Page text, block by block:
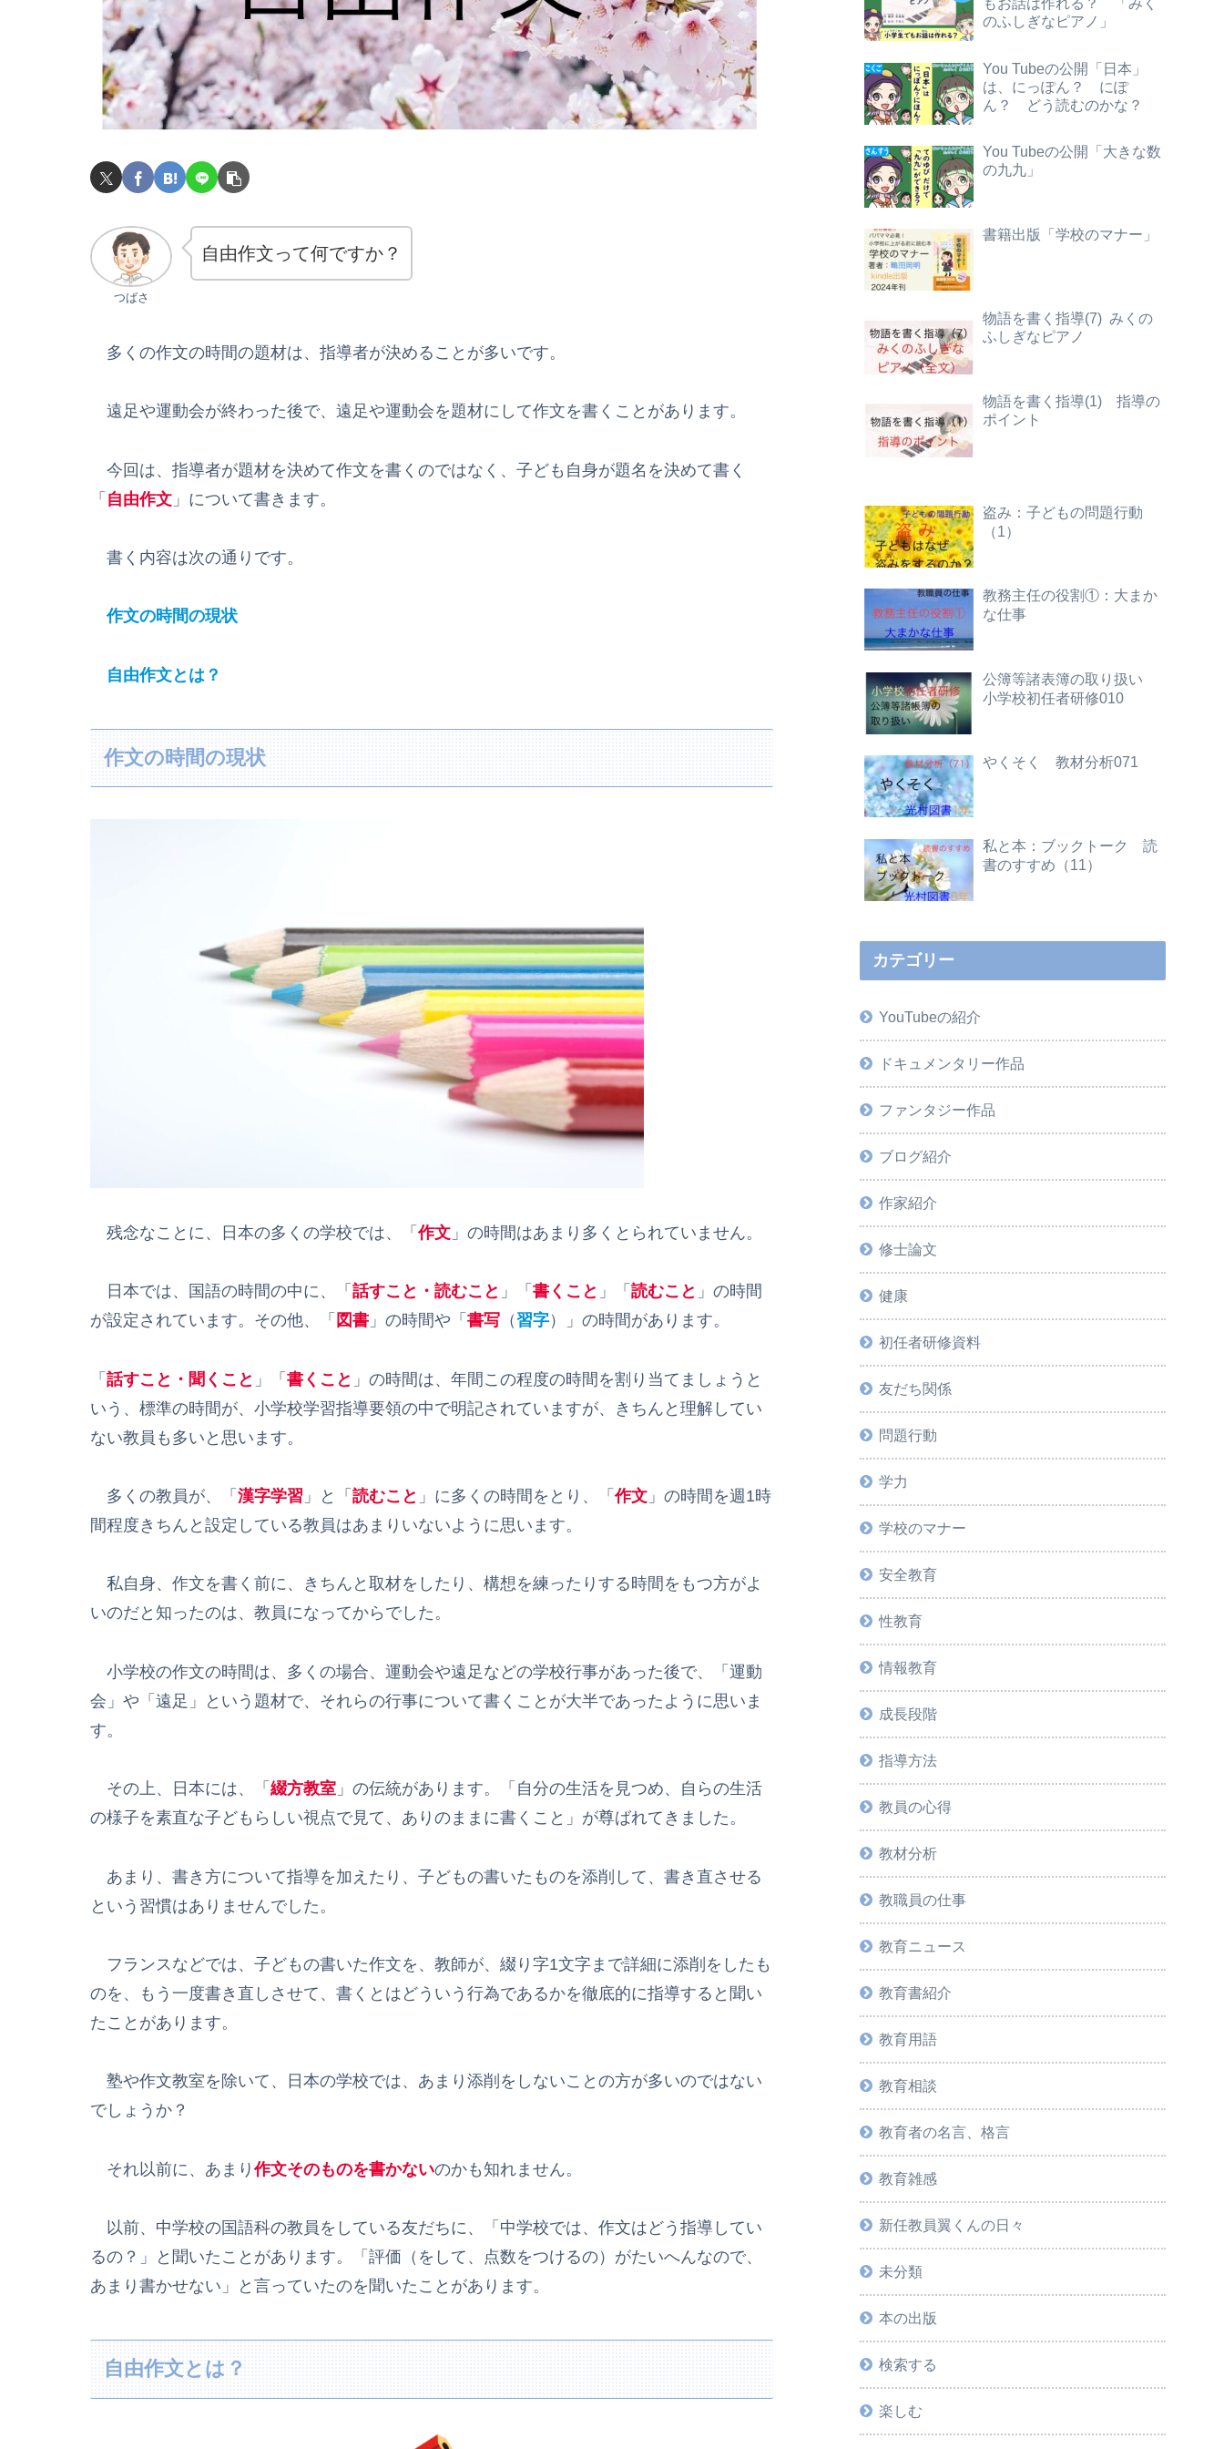
つばさ
自由作文って何ですか？
多くの作文の時間の題材は、指導者が決めることが多いです。
遠足や運動会が終わった後で、遠足や運動会を題材にして作文を書くことがあります。
今回は、指導者が題材を決めて作文を書くのではなく、子ども自身が題名を決めて書く
「 自由作文 」について書きます。
書く内容は次の通りです。
作文の時間の現状
自由作文とは？
作文の時間の現状
残念なことに、日本の多くの学校では、「作文 」の時間はあまり多くとられていません。
日本では、国語の時間の中に、「 話すこと・読むこと 」「 書くこと 」「 読むこと 」の時間
が設定されています。その他、「 図書 」の時間や「 書写 （習字）」の時間があります。
「 話すこと・聞くこと 」「 書くこと 」の時間は、年間この程度の時間を割り当てましょうと
いう、標準の時間が、小学校学習指導要領の中で明記されていますが、きちんと理解してい
ない教員も多いと思います。
多くの教員が、「 漢字学習 」と「 読むこと 」に多くの時間をとり、「作文 」の時間を週1時
間程度きちんと設定している教員はあまりいないように思います。
私自身、作文を書く前に、きちんと取材をしたり、構想を練ったりする時間をもつ方がよ
いのだと知ったのは、教員になってからでした。
小学校の作文の時間は、多くの場合、運動会や遠足などの学校行事があった後で、「運動
会」や「遠足」という題材で、それらの行事について書くことが大半であったように思いま
す。
その上、日本には、「 綴方教室 」の伝統があります。「自分の生活を見つめ、自らの生活
の様子を素直な子どもらしい視点で見て、ありのままに書くこと」が尊ばれてきました。
あまり、書き方について指導を加えたり、子どもの書いたものを添削して、書き直させる
という習慣はありませんでした。
フランスなどでは、子どもの書いた作文を、教師が、綴り字1文字まで詳細に添削をしたも
のを、もう一度書き直しさせて、書くとはどういう行為であるかを徹底的に指導すると聞い
たことがあります。
塾や作文教室を除いて、日本の学校では、あまり添削をしないことの方が多いのではない
でしょうか？
それ以前に、あまり作文そのものを書かないのかも知れません。
以前、中学校の国語科の教員をしている友だちに、「中学校では、作文はどう指導してい
るの？」と聞いたことがあります。「評価（をして、点数をつけるの）がたいへんなので、
あまり書かせない」と言っていたのを聞いたことがあります。
自由作文とは？
もお話は作れる？ 「みく
のふしぎなピアノ」
You Tubeの公開「日本」
は、にっぽん？ にぽ
ん？ どう読むのかな？
You Tubeの公開「大きな数
の九九」
書籍出版「学校のマナー」
物語を書く指導(7) みくの
ふしぎなピアノ
物語を書く指導(1) 指導の
ポイント
盗み：子どもの問題行動
（1）
教務主任の役割①：大まか
な仕事
公簿等諸表簿の取り扱い
小学校初任者研修010
やくそく 教材分析071
私と本：ブックトーク 読
書のすすめ（11）
カテゴリー
YouTubeの紹介
ドキュメンタリー作品
ファンタジー作品
ブログ紹介
作家紹介
修士論文
健康
初任者研修資料
友だち関係
問題行動
学力
学校のマナー
安全教育
性教育
情報教育
成長段階
指導方法
教員の心得
教材分析
教職員の仕事
教育ニュース
教育書紹介
教育用語
教育相談
教育者の名言、格言
教育雑感
新任教員翼くんの日々
未分類
本の出版
検索する
楽しむ